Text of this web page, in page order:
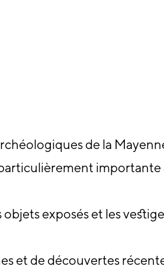
de la
exposés et les
et de découvertes